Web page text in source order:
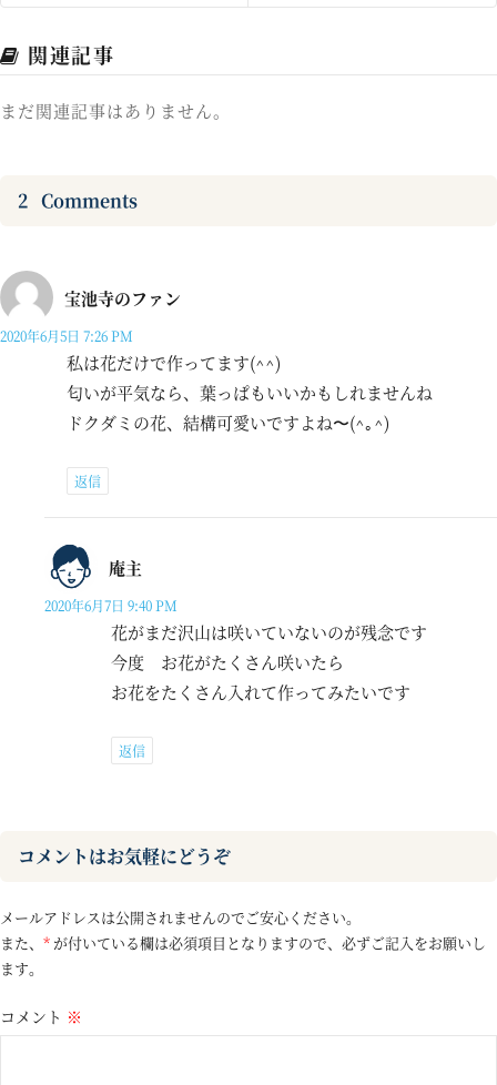
関連記事
まだ関連記事はありません。
2 Comments
宝池寺のファン
2020年6月5日 7:26 PM
私は花だけで作ってます(^^)
匂いが平気なら、葉っぱもいいかもしれませんね
ドクダミの花、結構可愛いですよね〜(^｡^)
返信
庵主
2020年6月7日 9:40 PM
花がまだ沢山は咲いていないのが残念です
今度 お花がたくさん咲いたら
お花をたくさん入れて作ってみたいです
返信
コメントはお気軽にどうぞ
メールアドレスは公開されませんのでご安心ください。
また、 * が付いている欄は必須項目となりますので、必ずご記入をお願いし
ます。
コメント ※